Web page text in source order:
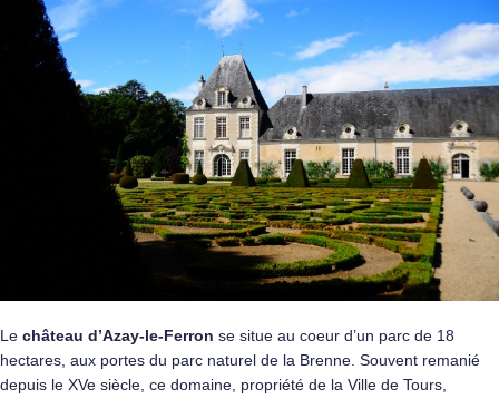
Le château d’Azay-le-Ferron se situe au coeur d’un parc de 18
hectares, aux portes du parc naturel de la Brenne. Souvent remanié
depuis le XVe siècle, ce domaine, propriété de la Ville de Tours,